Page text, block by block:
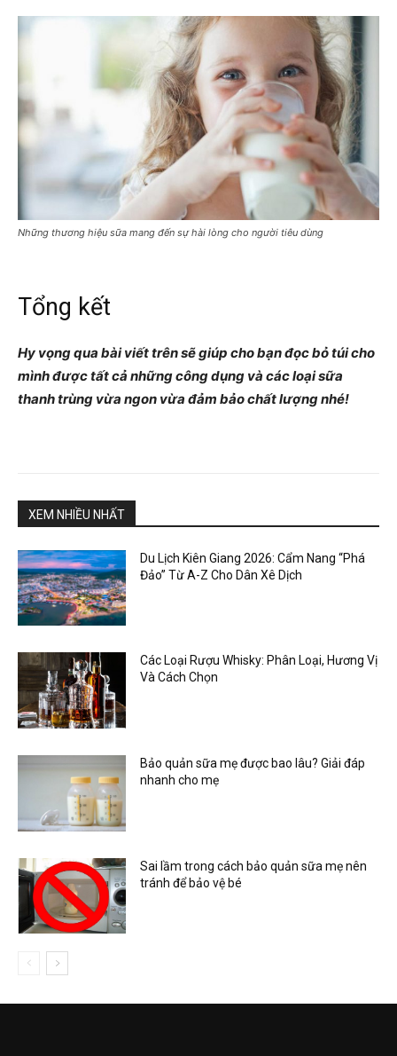
Những thương hiệu sữa mang đến sự hài lòng cho người tiêu dùng
Tổng kết
Hy vọng qua bài viết trên sẽ giúp cho bạn đọc bỏ túi cho
mình được tất cả những công dụng và các loại sữa
thanh trùng vừa ngon vừa đảm bảo chất lượng nhé!
XEM NHIỀU NHẤT
Du Lịch Kiên Giang 2026: Cẩm Nang “Phá
Đảo” Từ A-Z Cho Dân Xê Dịch
Các Loại Rượu Whisky: Phân Loại, Hương Vị
Và Cách Chọn
Bảo quản sữa mẹ được bao lâu? Giải đáp
nhanh cho mẹ
Sai lầm trong cách bảo quản sữa mẹ nên
tránh để bảo vệ bé